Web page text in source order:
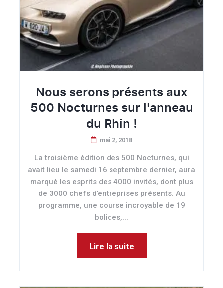
Nous serons présents aux
500 Nocturnes sur l'anneau
du Rhin !
mai 2, 2018
La troisième édition des 500 Nocturnes, qui
avait lieu le samedi 16 septembre dernier, aura
marqué les esprits des 4000 invités, dont plus
de 3000 chefs d’entreprises présents. Au
programme, une course incroyable de 19
bolides,...
Lire la suite